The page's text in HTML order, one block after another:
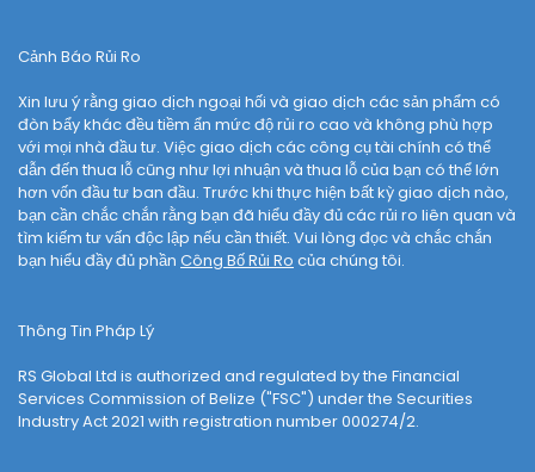
Cảnh Báo Rủi Ro
Xin lưu ý rằng giao dịch ngoại hối và giao dịch các sản phẩm có
đòn bẩy khác đều tiềm ẩn mức độ rủi ro cao và không phù hợp
với mọi nhà đầu tư. Việc giao dịch các công cụ tài chính có thể
dẫn đến thua lỗ cũng như lợi nhuận và thua lỗ của bạn có thể lớn
hơn vốn đầu tư ban đầu. Trước khi thực hiện bất kỳ giao dịch nào,
bạn cần chắc chắn rằng bạn đã hiểu đầy đủ các rủi ro liên quan và
tìm kiếm tư vấn độc lập nếu cần thiết. Vui lòng đọc và chắc chắn
bạn hiểu đầy đủ phần Công Bố Rủi Ro của chúng tôi.
Thông Tin Pháp Lý
RS Global Ltd is authorized and regulated by the Financial
Services Commission of Belize ("FSC") under the Securities
Industry Act 2021 with registration number 000274/2.